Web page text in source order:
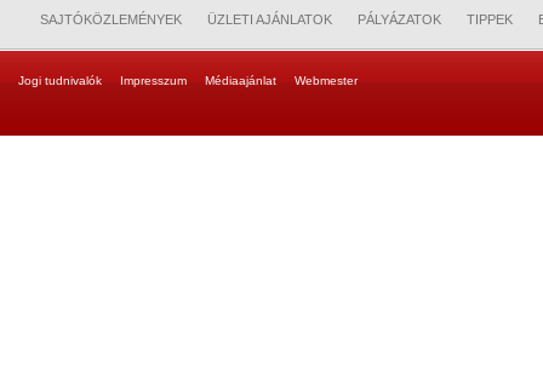
SAJTÓKÖZLEMÉNYEK ÜZLETI AJÁNLATOK PÁLYÁZATOK TIPPEK
Jogi tudnivalók Impresszum Médiaajánlat Webmester